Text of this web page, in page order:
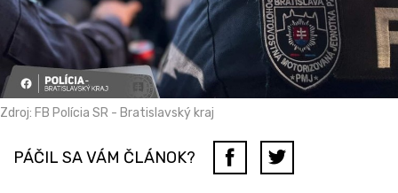
Zdroj: FB Polícia SR - Bratislavský kraj
PÁČIL SA VÁM ČLÁNOK?